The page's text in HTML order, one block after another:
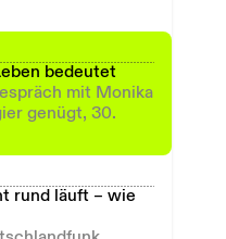
bedeutet
mit Monika
genügt, 30.
rund läuft – wie